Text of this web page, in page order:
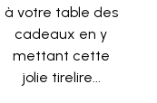
à votre table des
cadeaux en y
mettant cette
jolie tirelire...